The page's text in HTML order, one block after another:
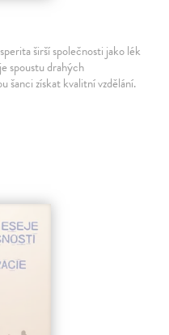
širší společnosti jako lék
spoustu drahých
šanci získat kvalitní vzdělání.